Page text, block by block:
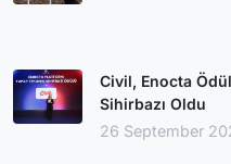
Civil, Enocta
Sihirbazı Oldu
26 September